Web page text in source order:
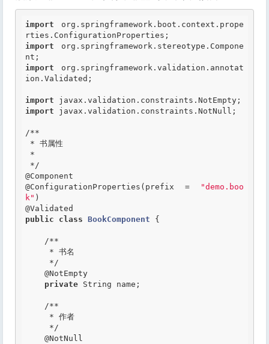
import org.springframework.boot.context.prope
import org.springframework.stereotype.Compone
import org.springframework.validation.annotat
ion.Validated;
import
import javax.validation.constraints.NotNull;
/**
*/
@Component
@ConfigurationProperties (prefix =
"demo.boo
k"
@Validated
public
class BookComponent {
/**
     */
@NotEmpty
private String name;
/**
     */
@NotNull